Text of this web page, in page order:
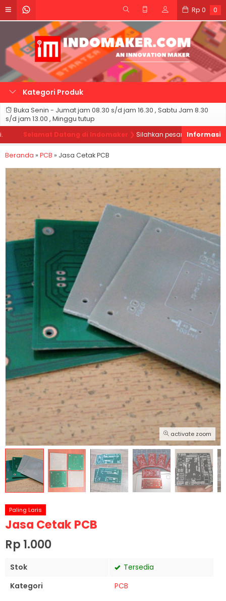
Rp 0 0
Kategori Produk
Buka Senin - Jumat jam 08.30 s/d jam 16.30 , Sabtu Jam 8.30
s/d jam 13.00 , Minggu tutup
Selamat Datang di Indomaker ❯Silahkan pesan produk sesuai
Beranda » PCB » Jasa Cetak PCB
activate zoom
Paling Laris
Jasa Cetak PCB
Rp 1.000
Stok
Tersedia
Kategori
PCB